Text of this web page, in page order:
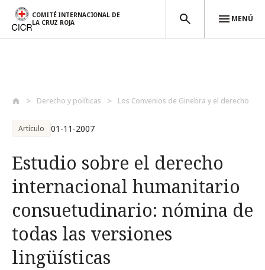
COMITÉ INTERNACIONAL DE
LA CRUZ ROJA
MENÚ
Derecho y políticas Los Convenios de Ginebra y el derecho
Artículo 01-11-2007
Estudio sobre el derecho
internacional humanitario
consuetudinario: nómina de
todas las versiones
lingüísticas